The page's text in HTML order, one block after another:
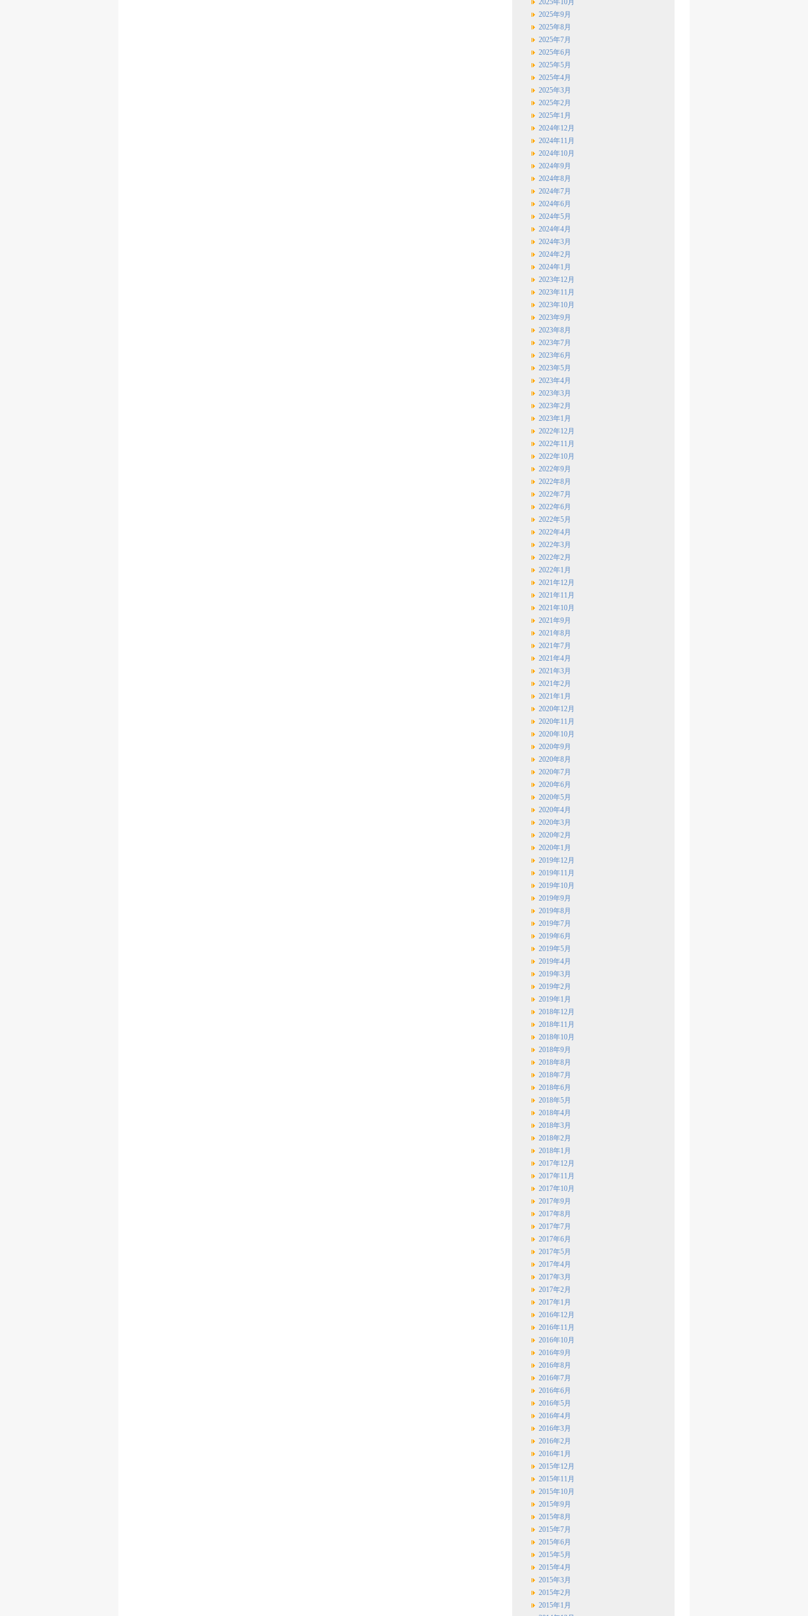
2025年10月
2025年9月
2025年8月
2025年7月
2025年6月
2025年5月
2025年4月
2025年3月
2025年2月
2025年1月
2024年12月
2024年11月
2024年10月
2024年9月
2024年8月
2024年7月
2024年6月
2024年5月
2024年4月
2024年3月
2024年2月
2024年1月
2023年12月
2023年11月
2023年10月
2023年9月
2023年8月
2023年7月
2023年6月
2023年5月
2023年4月
2023年3月
2023年2月
2023年1月
2022年12月
2022年11月
2022年10月
2022年9月
2022年8月
2022年7月
2022年6月
2022年5月
2022年4月
2022年3月
2022年2月
2022年1月
2021年12月
2021年11月
2021年10月
2021年9月
2021年8月
2021年7月
2021年4月
2021年3月
2021年2月
2021年1月
2020年12月
2020年11月
2020年10月
2020年9月
2020年8月
2020年7月
2020年6月
2020年5月
2020年4月
2020年3月
2020年2月
2020年1月
2019年12月
2019年11月
2019年10月
2019年9月
2019年8月
2019年7月
2019年6月
2019年5月
2019年4月
2019年3月
2019年2月
2019年1月
2018年12月
2018年11月
2018年10月
2018年9月
2018年8月
2018年7月
2018年6月
2018年5月
2018年4月
2018年3月
2018年2月
2018年1月
2017年12月
2017年11月
2017年10月
2017年9月
2017年8月
2017年7月
2017年6月
2017年5月
2017年4月
2017年3月
2017年2月
2017年1月
2016年12月
2016年11月
2016年10月
2016年9月
2016年8月
2016年7月
2016年6月
2016年5月
2016年4月
2016年3月
2016年2月
2016年1月
2015年12月
2015年11月
2015年10月
2015年9月
2015年8月
2015年7月
2015年6月
2015年5月
2015年4月
2015年3月
2015年2月
2015年1月